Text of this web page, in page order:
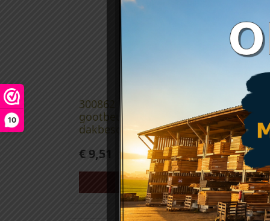
10
300862 – Pvc mastgoot
gootbeugelhouder (om op
dakbeschot te schroeven)
€ 9,51
Meer info